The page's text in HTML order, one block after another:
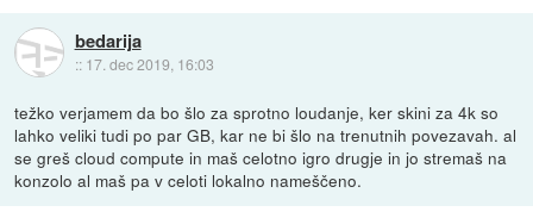
bedarija
:: 17. dec 2019, 16:03
težko verjamem da bo šlo za sprotno loudanje, ker skini za 4k so
lahko veliki tudi po par GB, kar ne bi šlo na trenutnih povezavah. al
se greš cloud compute in maš celotno igro drugje in jo stremaš na
konzolo al maš pa v celoti lokalno nameščeno.